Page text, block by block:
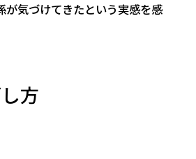
が気づけてきたという実感を感
方